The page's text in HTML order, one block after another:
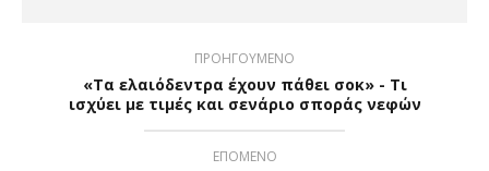
ΠΡΟΗΓΟΥΜΕΝΟ
«Τα ελαιόδεντρα έχουν πάθει σοκ» - Τι
ισχύει με τιμές και σενάριο σποράς νεφών
ΕΠΟΜΕΝΟ